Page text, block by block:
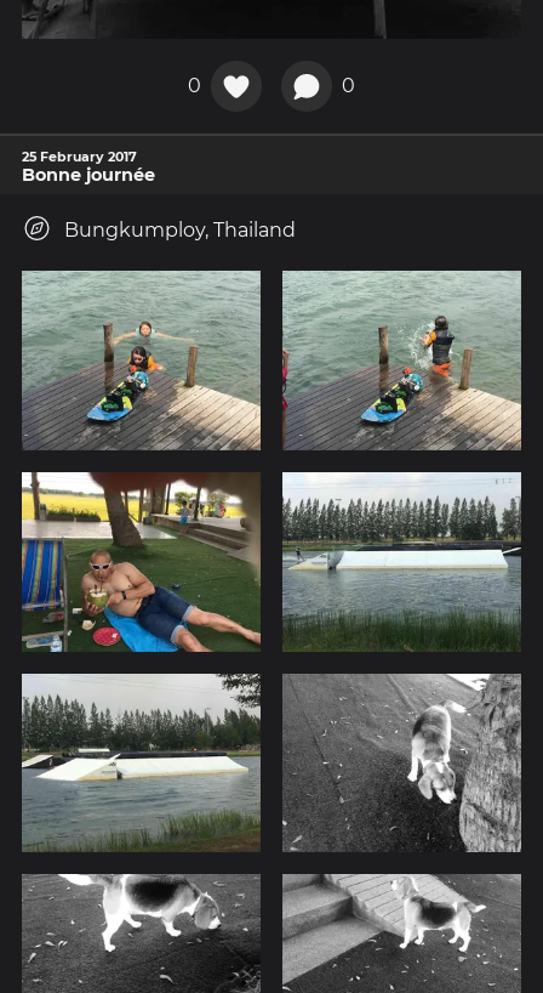
0 0
25 February 2017
Bonne journée
Bungkumploy, Thailand